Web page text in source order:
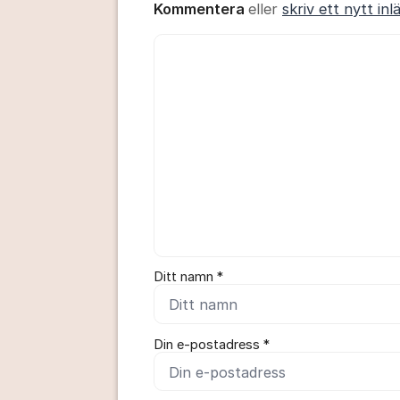
Kommentera eller skriv ett nytt
Ditt namn *
Din e-postadress *